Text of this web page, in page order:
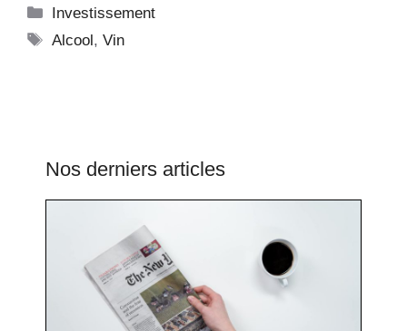
Catégories
Investissement
Étiquettes
Alcool,Vin
Nos derniers articles